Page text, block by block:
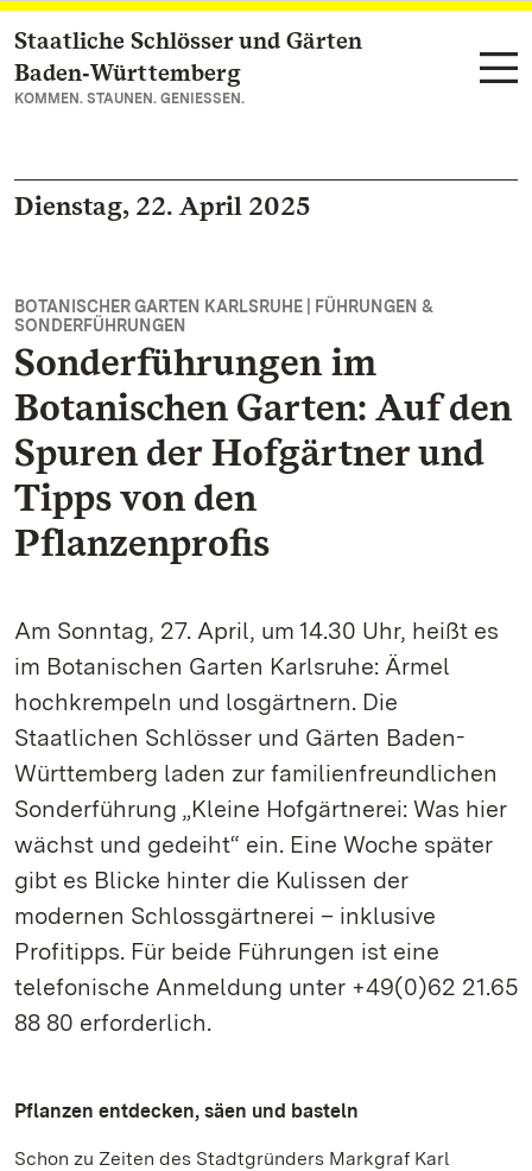
Zum Hauptinhalt springen
Staatliche Schlösser und Gärten
Baden‑Württemberg
KOMMEN. STAUNEN. GENIESSEN.
Dienstag, 22. April 2025
BOTANISCHER GARTEN KARLSRUHE | FÜHRUNGEN &
SONDERFÜHRUNGEN
Sonderführungen im
Botanischen Garten: Auf den
Spuren der Hofgärtner und
Tipps von den
Pflanzenprofis
Am Sonntag, 27. April, um 14.30 Uhr, heißt es
im Botanischen Garten Karlsruhe: Ärmel
hochkrempeln und losgärtnern. Die
Staatlichen Schlösser und Gärten Baden-
Württemberg laden zur familienfreundlichen
Sonderführung „Kleine Hofgärtnerei: Was hier
wächst und gedeiht“ ein. Eine Woche später
gibt es Blicke hinter die Kulissen der
modernen Schlossgärtnerei – inklusive
Profitipps. Für beide Führungen ist eine
telefonische Anmeldung unter +49(0)62 21.65
88 80 erforderlich.
Pflanzen entdecken, säen und basteln
Schon zu Zeiten des Stadtgründers Markgraf Karl